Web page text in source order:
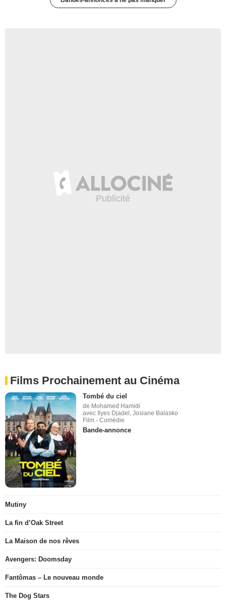
Films Prochainement au Cinéma
Tombé du ciel
de Mohamed Hamidi
avec Ilyes Djadel, Josiane Balasko
Film - Comédie
Bande-annonce
Mutiny
La fin d’Oak Street
La Maison de nos rêves
Avengers: Doomsday
Fantômas – Le nouveau monde
The Dog Stars